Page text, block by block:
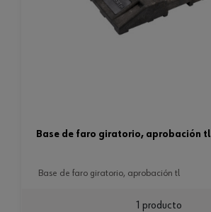
base de faro giratorio, aprobación tl
base de faro giratorio, aprobación tl
1 producto